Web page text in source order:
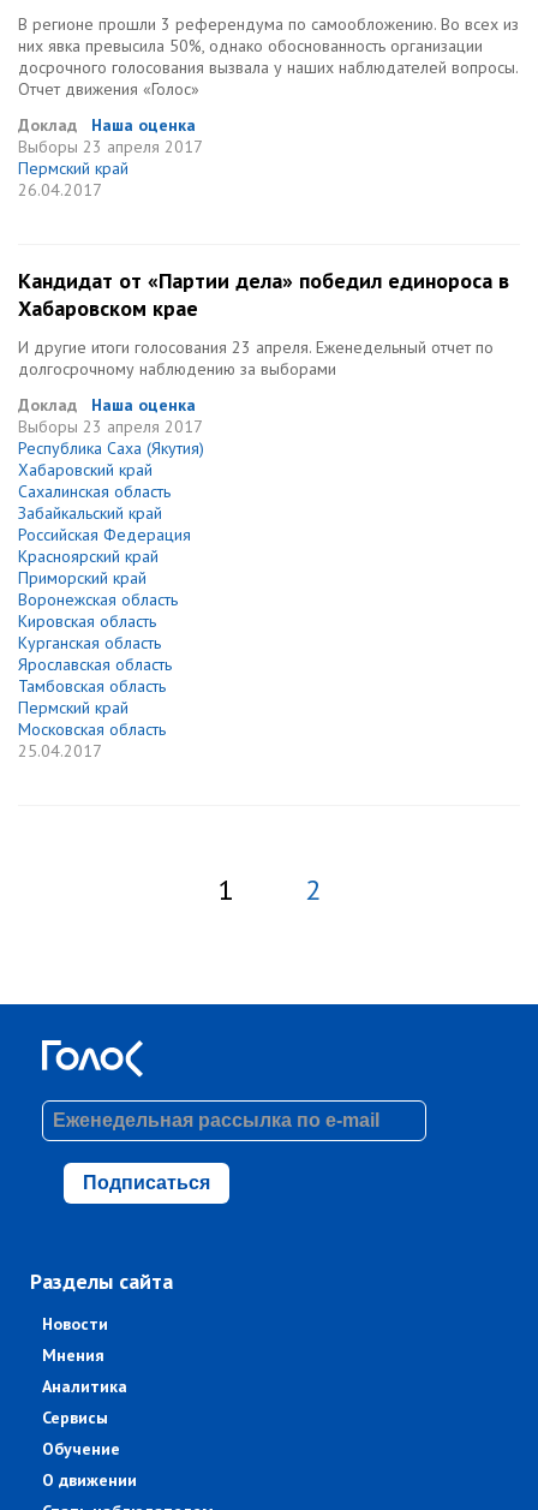
В регионе прошли 3 референдума по самообложению. Во всех из
них явка превысила 50%, однако обоснованность организации
досрочного голосования вызвала у наших наблюдателей вопросы.
Отчет движения «Голос»
Доклад
Наша оценка
Выборы 23 апреля 2017
Пермский край
26.04.2017
Кандидат от «Партии дела» победил единороса в
Хабаровском крае
И другие итоги голосования 23 апреля. Еженедельный отчет по
долгосрочному наблюдению за выборами
Доклад
Наша оценка
Выборы 23 апреля 2017
Республика Саха (Якутия)
Хабаровский край
Сахалинская область
Забайкальский край
Российская Федерация
Красноярский край
Приморский край
Воронежская область
Кировская область
Курганская область
Ярославская область
Тамбовская область
Пермский край
Московская область
25.04.2017
1 2
Подписаться
Разделы сайта
Новости
Мнения
Аналитика
Сервисы
Обучение
О движении